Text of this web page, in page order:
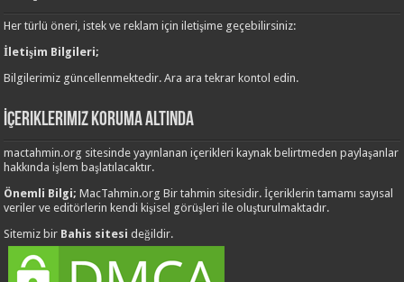
Her türlü öneri, istek ve reklam için iletişime geçebilirsiniz:
İletişim Bilgileri;
Bilgilerimiz güncellenmektedir. Ara ara tekrar kontol edin.
İçeriklerimiz Koruma Altında
mactahmin.org sitesinde yayınlanan içerikleri kaynak belirtmeden paylaşanlar
hakkında işlem başlatılacaktır.
Önemli Bilgi;MacTahmin.org Bir tahmin sitesidir. İçeriklerin tamamı sayısal
veriler ve editörlerin kendi kişisel görüşleri ile oluşturulmaktadır.
Sitemiz bir Bahis sitesi değildir.